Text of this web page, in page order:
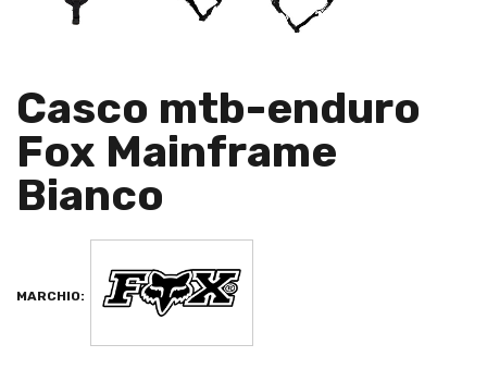
Casco mtb-enduro
Fox Mainframe
Bianco
MARCHIO: